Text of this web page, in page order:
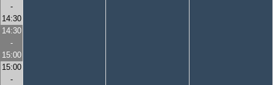
-
14:30
14:30
-
15:00
15:00
-